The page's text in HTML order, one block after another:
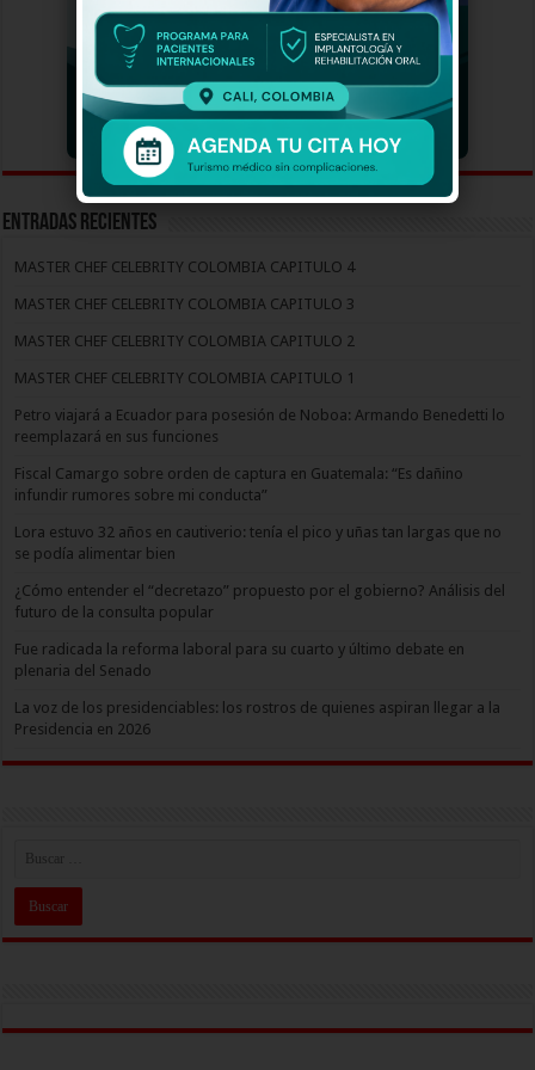
Entradas recientes
MASTER CHEF CELEBRITY COLOMBIA CAPITULO 4
MASTER CHEF CELEBRITY COLOMBIA CAPITULO 3
MASTER CHEF CELEBRITY COLOMBIA CAPITULO 2
MASTER CHEF CELEBRITY COLOMBIA CAPITULO 1
Petro viajará a Ecuador para posesión de Noboa: Armando Benedetti lo
reemplazará en sus funciones
Fiscal Camargo sobre orden de captura en Guatemala: “Es dañino
infundir rumores sobre mi conducta”
Lora estuvo 32 años en cautiverio: tenía el pico y uñas tan largas que no
se podía alimentar bien
¿Cómo entender el “decretazo” propuesto por el gobierno? Análisis del
futuro de la consulta popular
Fue radicada la reforma laboral para su cuarto y último debate en
plenaria del Senado
La voz de los presidenciables: los rostros de quienes aspiran llegar a la
Presidencia en 2026